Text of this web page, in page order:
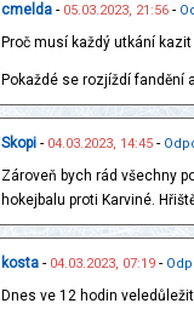
cmelda - 05.03.2023, 21:56 -
Proč musí každý utkání kazit
Pokaždé se rozjíždí
Skopi - 04.03.2023, 14:45 -
Zároveň bych rád všechny
hokejbalu proti Karviné.
kosta - 04.03.2023, 07:19 -
Dnes ve 12 hodin